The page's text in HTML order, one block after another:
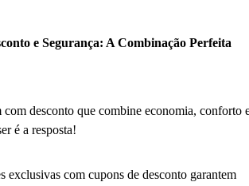
e Segurança: A Combinação Perfeita
com desconto que combine economia, conforto
é a resposta!
exclusivas com cupons de desconto garantem